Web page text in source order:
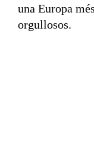
una Europa
orgullosos.